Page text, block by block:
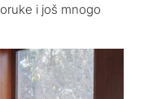
i još mnogo